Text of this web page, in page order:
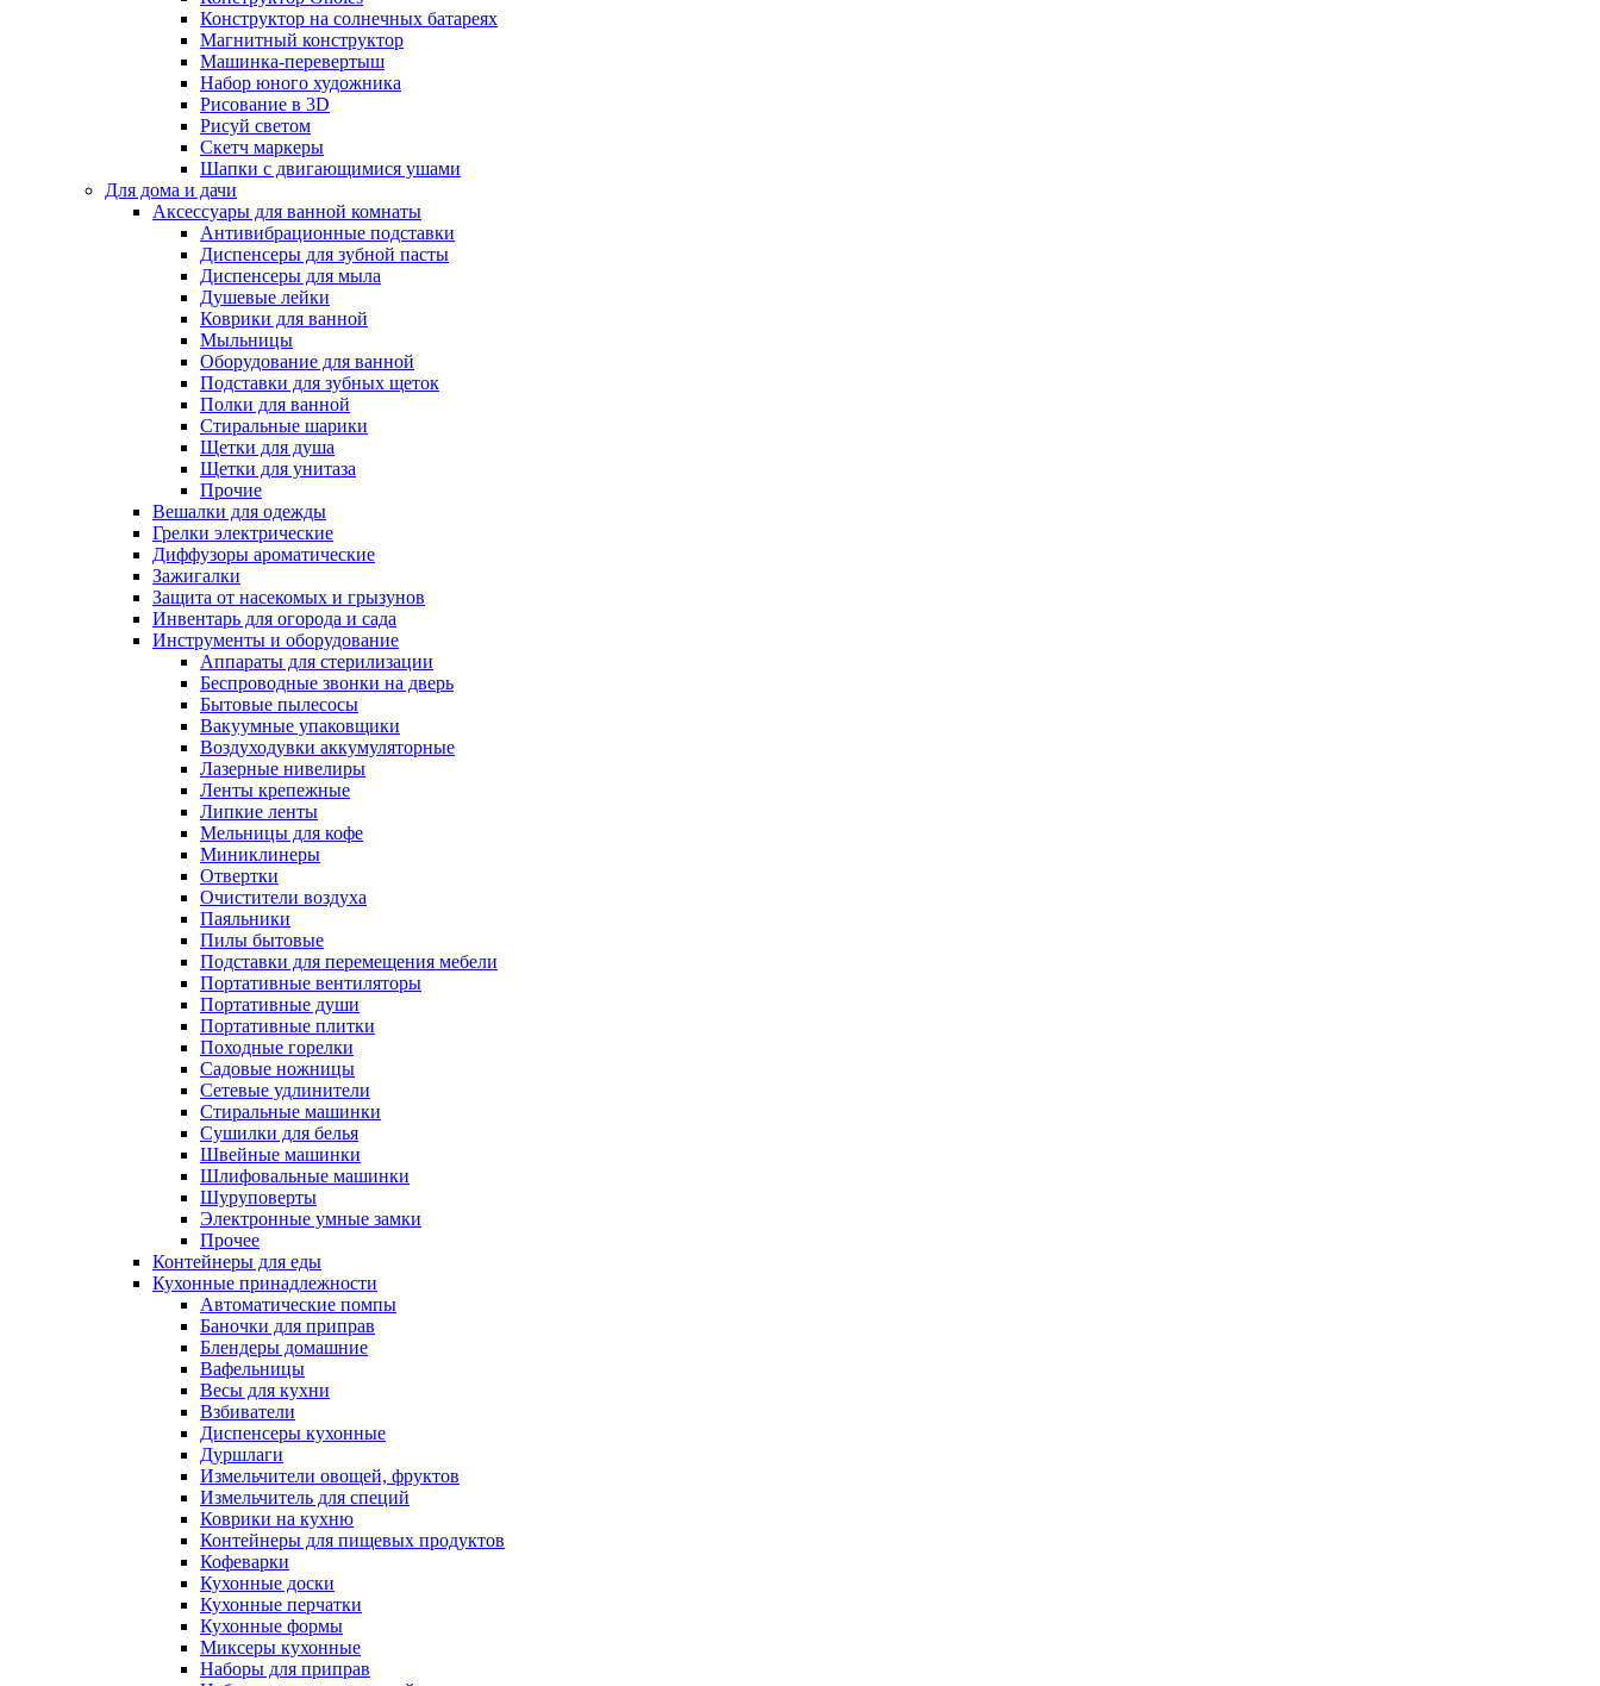
Конструктор на солнечных батареях
Магнитный конструктор
Машинка-перевертыш
Набор юного художника
Рисование в 3D
Рисуй светом
Скетч маркеры
Шапки с двигающимися ушами
Для дома и дачи
Аксессуары для ванной комнаты
Антивибрационные подставки
Диспенсеры для зубной пасты
Диспенсеры для мыла
Душевые лейки
Коврики для ванной
Мыльницы
Оборудование для ванной
Подставки для зубных щеток
Полки для ванной
Стиральные шарики
Щетки для душа
Щетки для унитаза
Прочие
Вешалки для одежды
Грелки электрические
Диффузоры ароматические
Зажигалки
Защита от насекомых и грызунов
Инвентарь для огорода и сада
Инструменты и оборудование
Аппараты для стерилизации
Беспроводные звонки на дверь
Бытовые пылесосы
Вакуумные упаковщики
Воздуходувки аккумуляторные
Лазерные нивелиры
Ленты крепежные
Липкие ленты
Мельницы для кофе
Миниклинеры
Отвертки
Очистители воздуха
Паяльники
Пилы бытовые
Подставки для перемещения мебели
Портативные вентиляторы
Портативные души
Портативные плитки
Походные горелки
Садовые ножницы
Сетевые удлинители
Стиральные машинки
Сушилки для белья
Швейные машинки
Шлифовальные машинки
Шуруповерты
Электронные умные замки
Прочее
Контейнеры для еды
Кухонные принадлежности
Автоматические помпы
Баночки для приправ
Блендеры домашние
Вафельницы
Весы для кухни
Взбиватели
Диспенсеры кухонные
Дуршлаги
Измельчители овощей, фруктов
Измельчитель для специй
Коврики на кухню
Контейнеры для пищевых продуктов
Кофеварки
Кухонные доски
Кухонные перчатки
Кухонные формы
Миксеры кухонные
Наборы для приправ